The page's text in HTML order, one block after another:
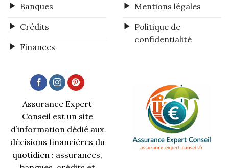
Banques
Crédits
Finances
Mentions légales
Politique de
confidentialité
Assurance Expert
Conseil est un site
d’information dédié aux
décisions financières du
quotidien : assurances,